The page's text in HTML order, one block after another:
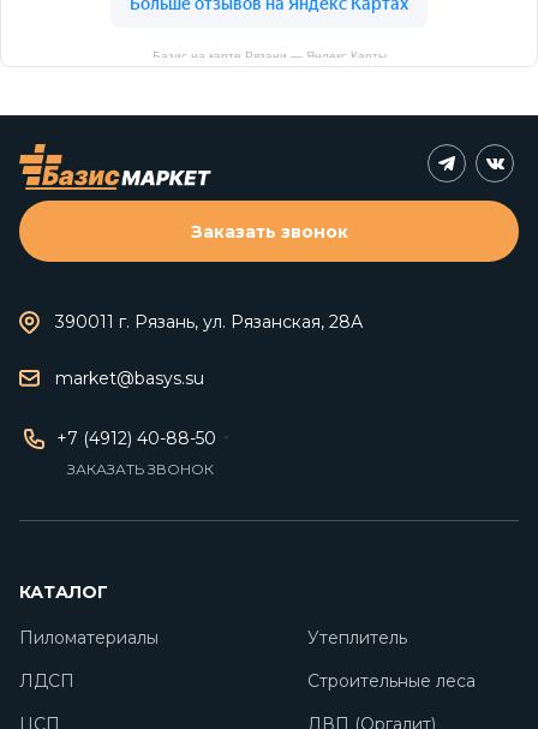
Базис на карте Рязани — Яндекс Карты
390011 г. Рязань, ул. Рязанская, 28А
market@basys.su
+7 (4912) 40-88-50
ЗАКАЗАТЬ ЗВОНОК
Заказать звонок
КАТАЛОГ
Пиломатериалы
Утеплитель
ЛДСП
Строительные леса
ЦСП
ДВП (Оргалит)